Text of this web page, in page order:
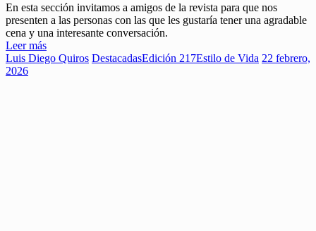
En esta sección invitamos a amigos de la revista para que nos
presenten a las personas con las que les gustaría tener una agradable
cena y una interesante conversación.
Leer más
Luis Diego Quiros DestacadasEdición 217Estilo de Vida 22 febrero,
2026